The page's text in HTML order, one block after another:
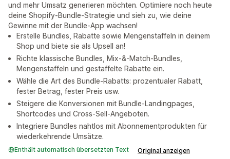
und mehr Umsatz generieren möchten. Optimiere noch heute
deine Shopify-Bundle-Strategie und sieh zu, wie deine
Gewinne mit der Bundle-App wachsen!
Erstelle Bundles, Rabatte sowie Mengenstaffeln in deinem
Shop und biete sie als Upsell an!
Richte klassische Bundles, Mix-&-Match-Bundles,
Mengenstaffeln und gestaffelte Rabatte ein.
Wähle die Art des Bundle-Rabatts: prozentualer Rabatt,
fester Betrag, fester Preis usw.
Steigere die Konversionen mit Bundle-Landingpages,
Shortcodes und Cross-Sell-Angeboten.
Integriere Bundles nahtlos mit Abonnementprodukten für
wiederkehrende Umsätze.
Enthält automatisch übersetzten Text Original anzeigen